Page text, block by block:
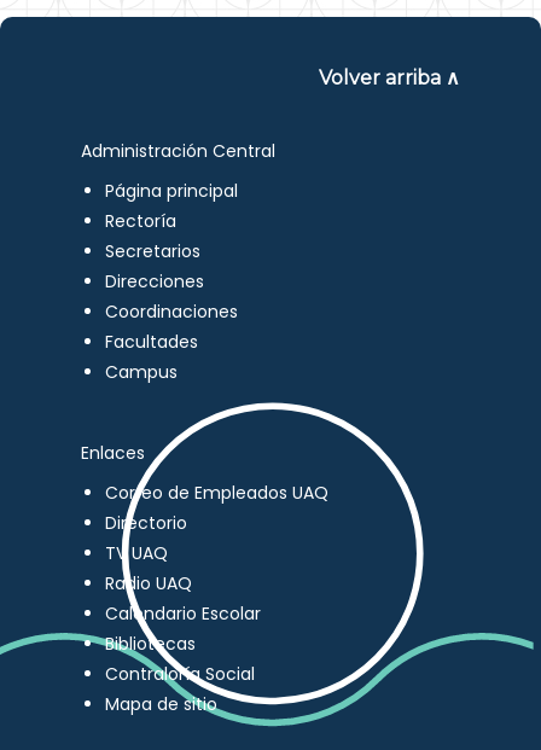
Volver arriba ∧
Administración Central
Página principal
Rectoría
Secretarios
Direcciones
Coordinaciones
Facultades
Campus
Enlaces
Correo de Empleados UAQ
Directorio
TV UAQ
Radio UAQ
Calendario Escolar
Bibliotecas
Contraloría Social
Mapa de sitio